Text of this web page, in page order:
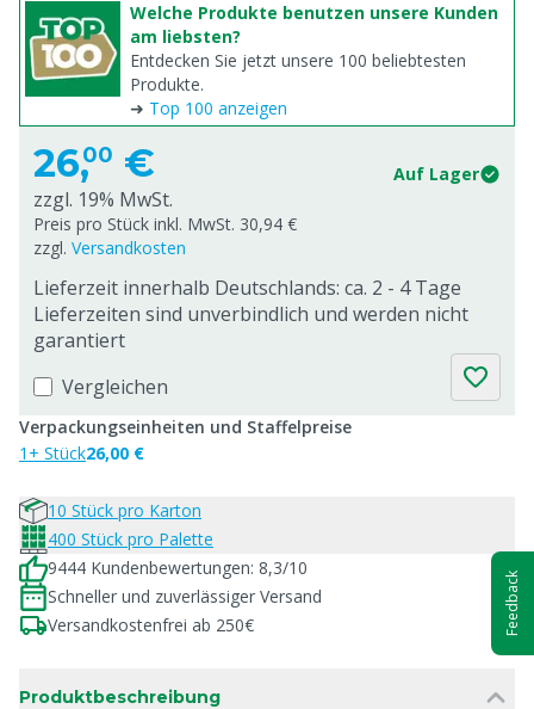
Welche Produkte benutzen unsere Kunden
am liebsten?
Entdecken Sie jetzt unsere 100 beliebtesten
Produkte.
➜ Top 100 anzeigen
26,00 € Auf Lager
zzgl. 19% MwSt.
Preis pro Stück inkl. MwSt. 30,94 €
zzgl. Versandkosten
Lieferzeit innerhalb Deutschlands: ca. 2 - 4 Tage
Lieferzeiten sind unverbindlich und werden nicht
garantiert
Vergleichen
Verpackungseinheiten und Staffelpreise
1+ Stück26,00 €
10 Stück pro Karton
400 Stück pro Palette
9444 Kundenbewertungen: 8,3/10
Schneller und zuverlässiger Versand
Versandkostenfrei ab 250€
Produktbeschreibung
Feedback